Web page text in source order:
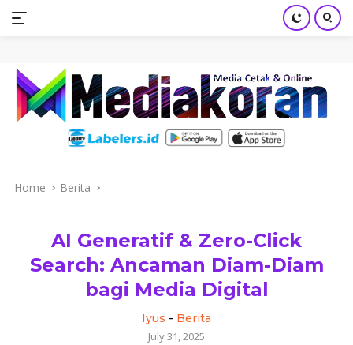
Skip
content
Home Berita
AI Generatif & Zero-Click
Search: Ancaman Diam-Diam
bagi Media Digital
Iyus - Berita
July 31, 2025